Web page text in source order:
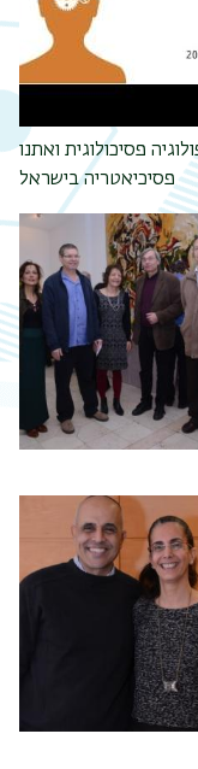
פסיכולוגית ואתנו
פסיכיאטריה בישראל